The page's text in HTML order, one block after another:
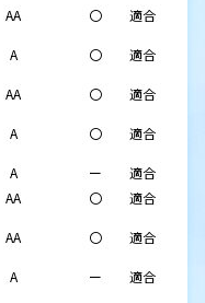
AA 〇 適合
A 〇 適合
AA 〇 適合
A 〇 適合
A ー
適合
AA 〇 適合
AA 〇 適合
A ー 適合